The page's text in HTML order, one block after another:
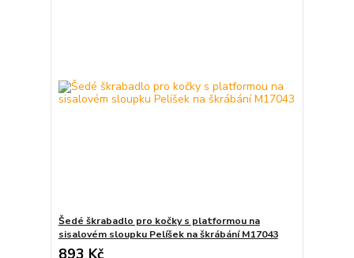
Šedé škrabadlo pro kočky s platformou na
sisalovém sloupku Pelíšek na škrábání M17043
893 Kč